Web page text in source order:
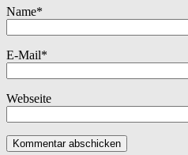
Name*
E-Mail*
Webseite